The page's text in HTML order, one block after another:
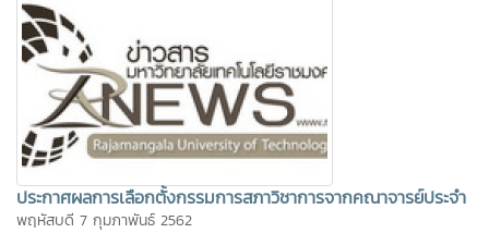
ประกาศผลการเลือกตั้งกรรมการสภาวิชาการจากคณาจารย์ประจำ
พฤหัสบดี 7 กุมภาพันธ์ 2562